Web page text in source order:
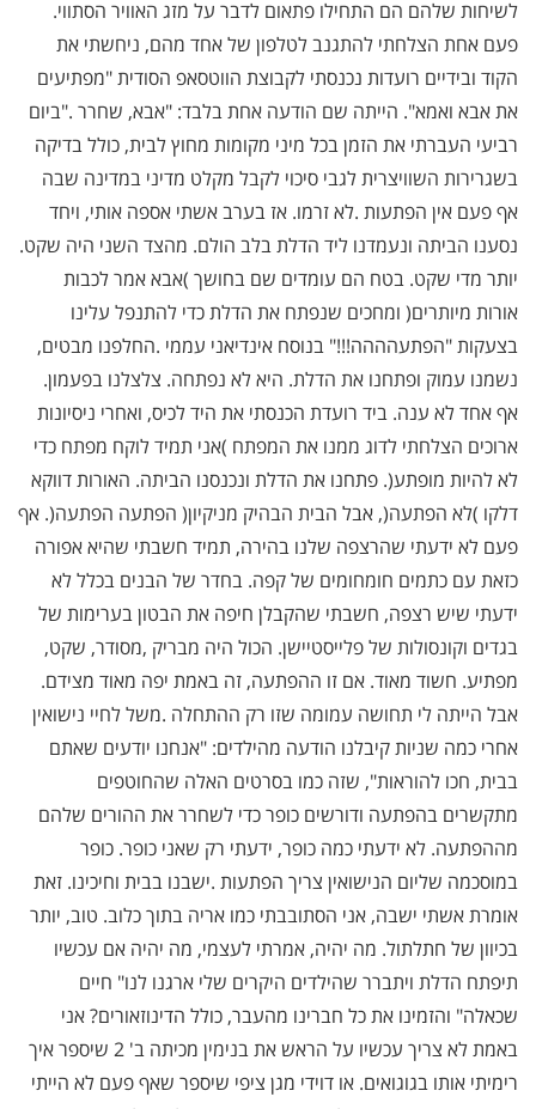
לשיחות שלהם הם התחילו פתאום לדבר על מזג האוויר הסתווי.
פעם אחת הצלחתי להתגנב לטלפון של אחד מהם, ניחשתי את
הקוד ובידיים רועדות נכנסתי לקבוצת הווטסאפ הסודית "מפתיעים
את אבא ואמא". הייתה שם הודעה אחת בלבד: "אבא, שחרר ".ביום
רביעי העברתי את הזמן בכל מיני מקומות מחוץ לבית, כולל בדיקה
בשגרירות השוויצרית לגבי סיכוי לקבל מקלט מדיני במדינה שבה
אף פעם אין הפתעות .לא זרמו. אז בערב אשתי אספה אותי, ויחד
נסענו הביתה ונעמדנו ליד הדלת בלב הולם. מהצד השני היה שקט.
יותר מדי שקט. בטח הם עומדים שם בחושך )אבא אמר לכבות
אורות מיותרים( ומחכים שנפתח את הדלת כדי להתנפל עלינו
בצעקות "הפתעהההה!!!" בנוסח אינדיאני עממי .החלפנו מבטים,
נשמנו עמוק ופתחנו את הדלת. היא לא נפתחה. צלצלנו בפעמון.
אף אחד לא ענה. ביד רועדת הכנסתי את היד לכיס, ואחרי ניסיונות
ארוכים הצלחתי לדוג ממנו את המפתח )אני תמיד לוקח מפתח כדי
לא להיות מופתע(. פתחנו את הדלת ונכנסנו הביתה. האורות דווקא
דלקו )לא הפתעה(, אבל הבית הבהיק מניקיון) הפתעה הפתעה(. אף
פעם לא ידעתי שהרצפה שלנו בהירה, תמיד חשבתי שהיא אפורה
כזאת עם כתמים חומחומים של קפה. בחדר של הבנים בכלל לא
ידעתי שיש רצפה, חשבתי שהקבלן חיפה את הבטון בערימות של
בגדים וקונסולות של פלייסטיישן. הכול היה מבריק ,מסודר, שקט,
מפתיע. חשוד מאוד. אם זו ההפתעה, זה באמת יפה מאוד מצידם.
אבל הייתה לי תחושה עמומה שזו רק ההתחלה .משל לחיי נישואין
אחרי כמה שניות קיבלנו הודעה מהילדים: "אנחנו יודעים שאתם
בבית, חכו להוראות", שזה כמו בסרטים האלה שהחוטפים
מתקשרים בהפתעה ודורשים כופר כדי לשחרר את ההורים שלהם
מההפתעה. לא ידעתי כמה כופר, ידעתי רק שאני כופר. כופר
במוסכמה שליום הנישואין צריך הפתעות .ישבנו בבית וחיכינו. זאת
אומרת אשתי ישבה, אני הסתובבתי כמו אריה בתוך כלוב. טוב, יותר
בכיוון של חתלתול. מה יהיה, אמרתי לעצמי, מה יהיה אם עכשיו
תיפתח הדלת ויתברר שהילדים היקרים שלי ארגנו לנו" חיים
שכאלה" והזמינו את כל חברינו מהעבר, כולל הדינוזאורים? אני
באמת לא צריך עכשיו על הראש את בנימין מכיתה ב' 2 שיספר איך
רימיתי אותו בגוגואים. או דוידי מגן ציפי שיספר שאף פעם לא הייתי